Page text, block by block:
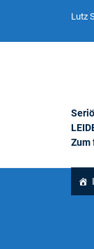
Lutz
Zum